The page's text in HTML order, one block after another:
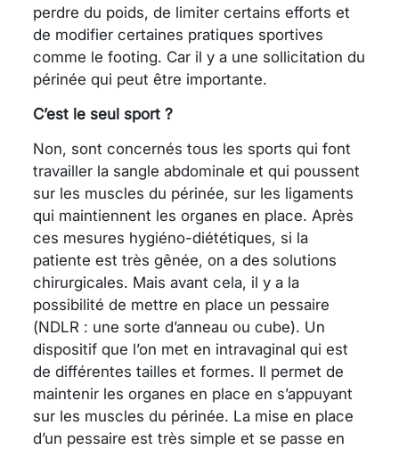
perdre du poids, de limiter certains efforts et
de modifier certaines pratiques sportives
comme le footing. Car il y a une sollicitation du
périnée qui peut être importante.
C’est le seul sport ?
Non, sont concernés tous les sports qui font
travailler la sangle abdominale et qui poussent
sur les muscles du périnée, sur les ligaments
qui maintiennent les organes en place. Après
ces mesures hygiéno-diététiques, si la
patiente est très gênée, on a des solutions
chirurgicales. Mais avant cela, il y a la
possibilité de mettre en place un pessaire
(NDLR : une sorte d’anneau ou cube). Un
dispositif que l’on met en intravaginal qui est
de différentes tailles et formes. Il permet de
maintenir les organes en place en s’appuyant
sur les muscles du périnée. La mise en place
d’un pessaire est très simple et se passe en